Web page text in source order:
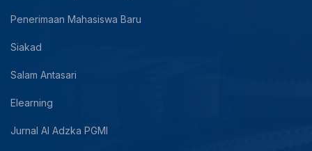
Penerimaan Mahasiswa Baru
Siakad
Salam Antasari
Elearning
Jurnal Al Adzka PGMI